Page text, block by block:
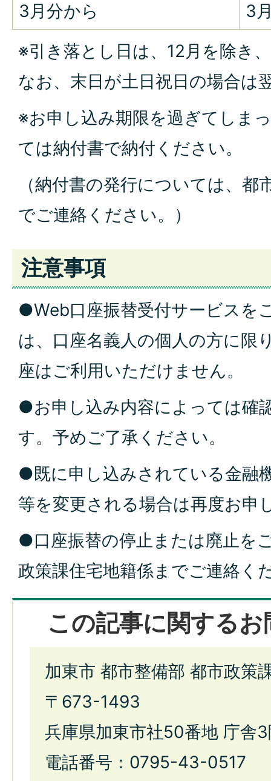
3月分から
3
※引き落とし日は、12月を除き
なお、末日が土日祝日の場合は
※お申し込み期限を過ぎてしま
ては納付書で納付ください。
（納付書の発行については、都
でご連絡ください。）
注意事項
●Web口座振替受付サービスを
は、口座名義人の個人の方に限
座はご利用いただけません。
●お申し込み内容によっては確
す。予めご了承ください。
●既に申し込みされている金融
等を変更される場合は再度お申
●口座振替の停止または廃止を
政策課住宅地籍係までご連絡く
この記事に関する
加東市 都市整備部 都市政策
〒673-1493
兵庫県加東市社50番地 庁舎
電話番号：0795-43-0517